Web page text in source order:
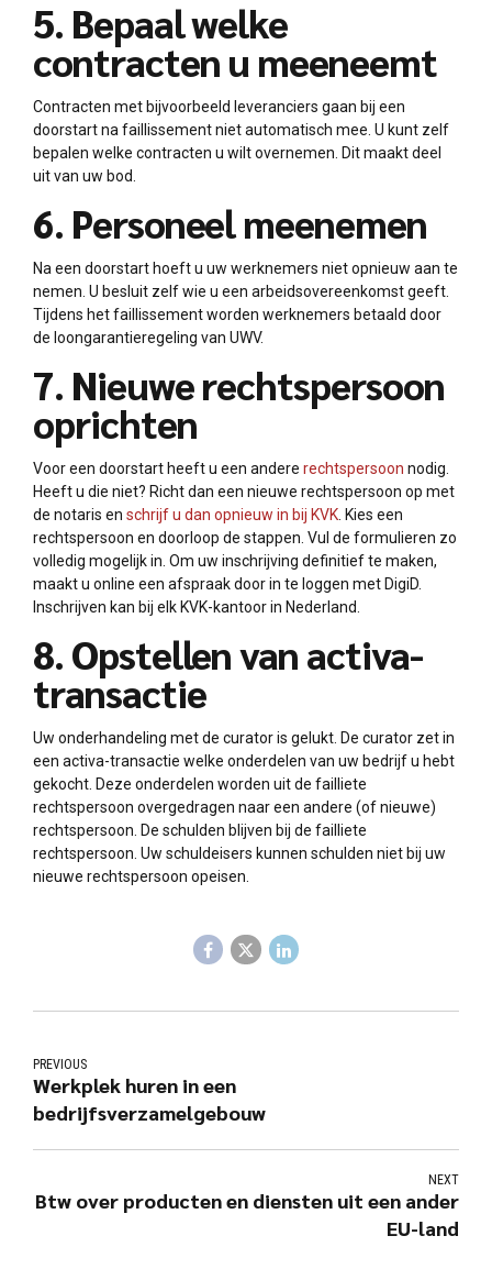
5. Bepaal welke
contracten u meeneemt
Contracten met bijvoorbeeld leveranciers gaan bij een
doorstart na faillissement niet automatisch mee. U kunt zelf
bepalen welke contracten u wilt overnemen. Dit maakt deel
uit van uw bod.
6. Personeel meenemen
Na een doorstart hoeft u uw werknemers niet opnieuw aan te
nemen. U besluit zelf wie u een arbeidsovereenkomst geeft.
Tijdens het faillissement worden werknemers betaald door
de loongarantieregeling van UWV.
7. Nieuwe rechtspersoon
oprichten
Voor een doorstart heeft u een andere rechtspersoon nodig.
Heeft u die niet? Richt dan een nieuwe rechtspersoon op met
de notaris en schrijf u dan opnieuw in bij KVK . Kies een
rechtspersoon en doorloop de stappen. Vul de formulieren zo
volledig mogelijk in. Om uw inschrijving definitief te maken,
maakt u online een afspraak door in te loggen met DigiD.
Inschrijven kan bij elk KVK-kantoor in Nederland.
8. Opstellen van activa-
transactie
Uw onderhandeling met de curator is gelukt. De curator zet in
een activa-transactie welke onderdelen van uw bedrijf u hebt
gekocht. Deze onderdelen worden uit de failliete
rechtspersoon overgedragen naar een andere (of nieuwe)
rechtspersoon. De schulden blijven bij de failliete
rechtspersoon. Uw schuldeisers kunnen schulden niet bij uw
nieuwe rechtspersoon opeisen.
PREVIOUS
Werkplek huren in een
bedrijfsverzamelgebouw
NEXT
Btw over producten en diensten uit een ander
EU-land